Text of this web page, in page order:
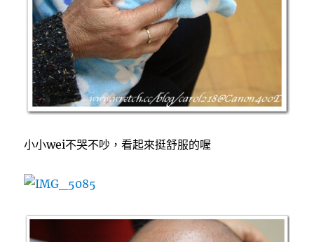
小小wei不哭不吵，看起來挺舒服的喔